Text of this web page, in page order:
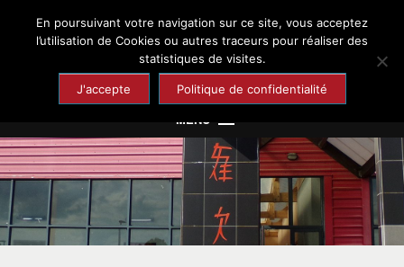
Chaumont-en-Vexin
Site officiel de la ville
MENU
Mairie
Cadre de vie
Enfance et Jeunesse
En poursuivant votre navigation sur ce site, vous acceptez
l’utilisation de Cookies ou autres traceurs pour réaliser des
statistiques de visites.
J'accepte Politique de confidentialité